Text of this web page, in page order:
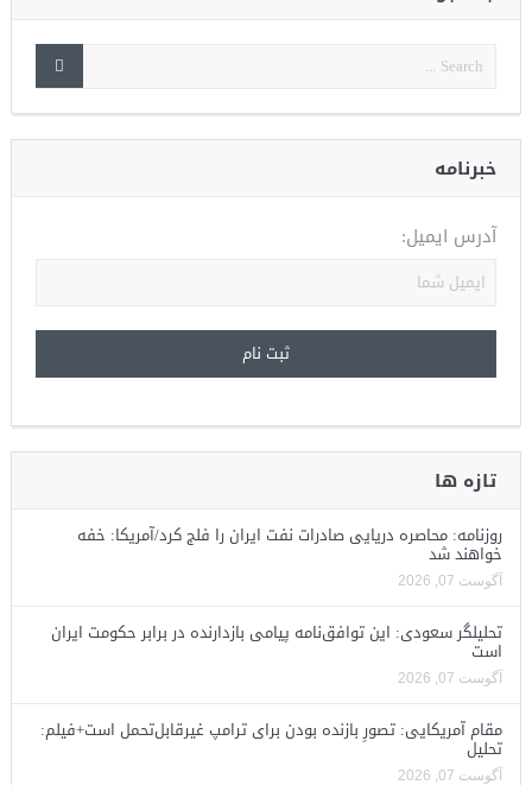
خبرنامه
آدرس ایمیل:
تازه ها
روزنامه: محاصره دریایی صادرات نفت ایران را فلج کرد/آمریکا: خفه
خواهند شد
آگوست 07, 2026
تحلیلگر سعودی: این توافق‌نامه پیامی بازدارنده در برابر حکومت ایران
است
آگوست 07, 2026
مقام آمریکایی: تصورِ بازنده بودن برای ترامپ غیرقابل‌تحمل است+فیلم:
تحلیل
آگوست 07, 2026